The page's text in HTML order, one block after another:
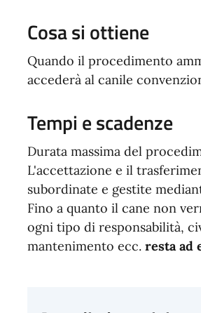
Cosa si ottiene
Quando il procedimento
accederà al canile
Tempi e scadenze
Durata massima del
L'accettazione e il
subordinate e gestite
Fino a quanto il cane non
ogni tipo di responsabilità,
mantenimento ecc. resta ad